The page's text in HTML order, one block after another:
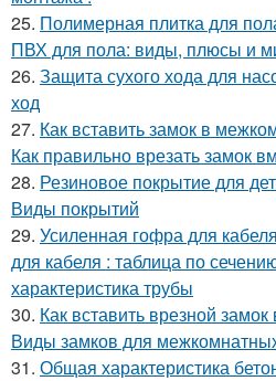
25. Полимерная плитка для
ПВХ для пола: виды, плюсы и
26. Защита сухого хода для
ход
27. Как вставить замок в
Как правильно врезать замок
28. Резиновое покрытие для
Виды покрытий
29. Усиленная гофра для
для кабеля : таблица по
характеристика трубы
30. Как вставить врезной
Виды замков для
31. Общая характеристика